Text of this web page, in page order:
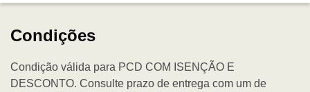
Condições
Condição válida para PCD COM ISENÇÃO E
DESCONTO. Consulte prazo de entrega com um de